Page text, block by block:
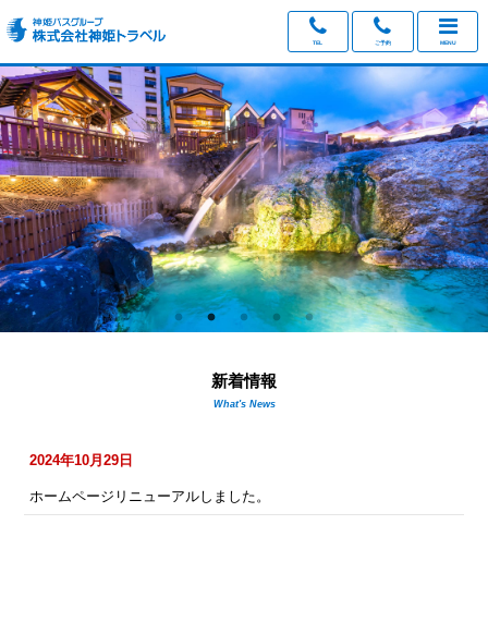
TEL ご予約 MENU
新着情報
What's News
2024年10月29日
ホームページリニューアルしました。